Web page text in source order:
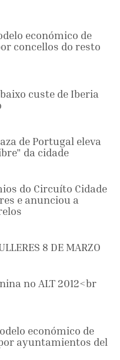
económico de
concellos do resto
custe de Iberia
de Portugal eleva
da cidade
do Circuíto Cidade
e anunciou a
8 DE MARZO
no ALT 2012<br
económico de
ayuntamientos del